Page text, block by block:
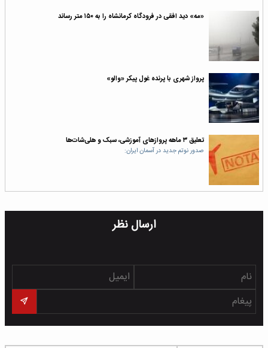
«مه» دید افقی در فرودگاه کرمانشاه را به ۱۵۰ متر رساند
پرواز شهری با پرنده غول پیکر «والو»
تعلیق ۳ ماهه پروازهای آموزشی، سبک و هلی‌شات‌ها
صدور نوتم جدید در آسمان ایران:
ارسال نظر